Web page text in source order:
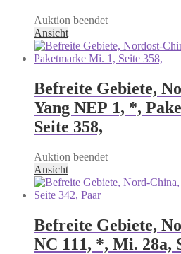
Auktion beendet
Ansicht
Befreite Gebiete,
Yang NEP 1, *,
Seite 358,
Auktion beendet
Ansicht
Befreite Gebiete,
NC 111, *, Mi. 28a,